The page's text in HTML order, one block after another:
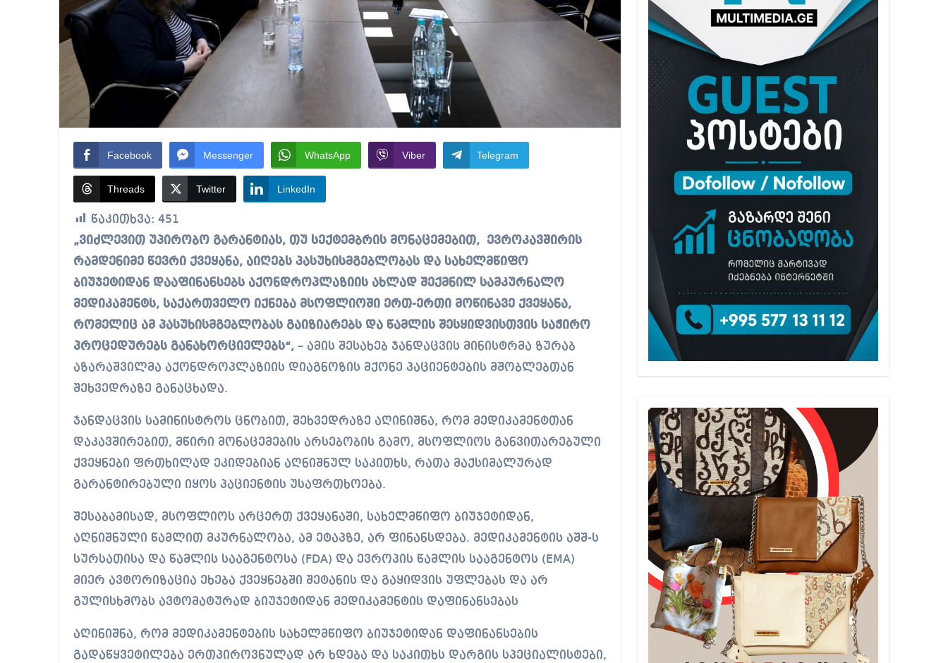
Facebook Messenger WhatsApp Viber Telegram
Threads Twitter LinkedIn
წაკითხვა: 451
„ვიძლევით უპირობო გარანტიას, თუ სექტემბრის მონაცემებით, ევროკავშირის
რამდენიმე წევრი ქვეყანა, აიღებს პასუხისმგებლობას და სახელმწიფო
ბიუჯეტიდან დააფინანსებს აქონდროპლაზიის ახლად შექმნილ სამკურნალო
მედიკამენტს, საქართველო იქნება მსოფლიოში ერთ-ერთი მოწინავე ქვეყანა,
რომელიც ამ პასუხისმგებლობას გაიზიარებს და წამლის შესყიდვისთვის საჭირო
პროცედურებს განახორციელებს“, – ამის შესახებ ჯანდაცვის მინისტრმა ზურაბ
აზარაშვილმა აქონდროპლაზიის დიაგნოზის მქონე პაციენტების მშობლებთან
შეხვედრაზე განაცხადა.
ჯანდაცვის სამინისტროს ცნობით, შეხვედრაზე აღინიშნა, რომ მედიკამენტთან
დაკავშირებით, მწირი მონაცემების არსებობის გამო, მსოფლიოს განვითარებული
ქვეყნები ფრთხილად ეკიდებიან აღნიშნულ საკითხს, რათა მაქსიმალურად
გარანტირებული იყოს პაციენტის უსაფრთხოება.
შესაბამისად, მსოფლიოს არცერთ ქვეყანაში, სახელმწიფო ბიუჯეტიდან,
აღნიშნული წამლით მკურნალობა, ამ ეტაპზე, არ ფინანსდება. მედიკამენტის აშშ-ს
სურსათისა და წამლის სააგენტოსა (FDA) და ევროპის წამლის სააგენტოს (EMA)
მიერ ავტორიზაცია ეხება ქვეყნებში შეტანის და გაყიდვის უფლებას და არ
გულისხმობს ავტომატურად ბიუჯეტიდან მედიკამენტის დაფინანსებას
აღინიშნა, რომ მედიკამენტების სახელმწიფო ბიუჯეტიდან დაფინანსების
გადაწყვეტილება ერთპიროვნულად არ ხდება და საკითხს დარგის სპეციალისტები,